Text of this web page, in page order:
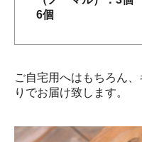
6個
ご自宅用へはもちろん
りでお届け致します。